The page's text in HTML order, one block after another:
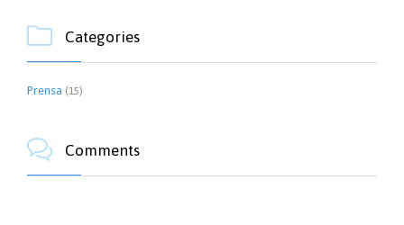
 Categories
Prensa (15)
 Comments